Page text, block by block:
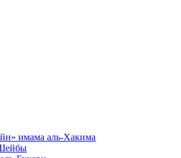
имама аль-Хакима